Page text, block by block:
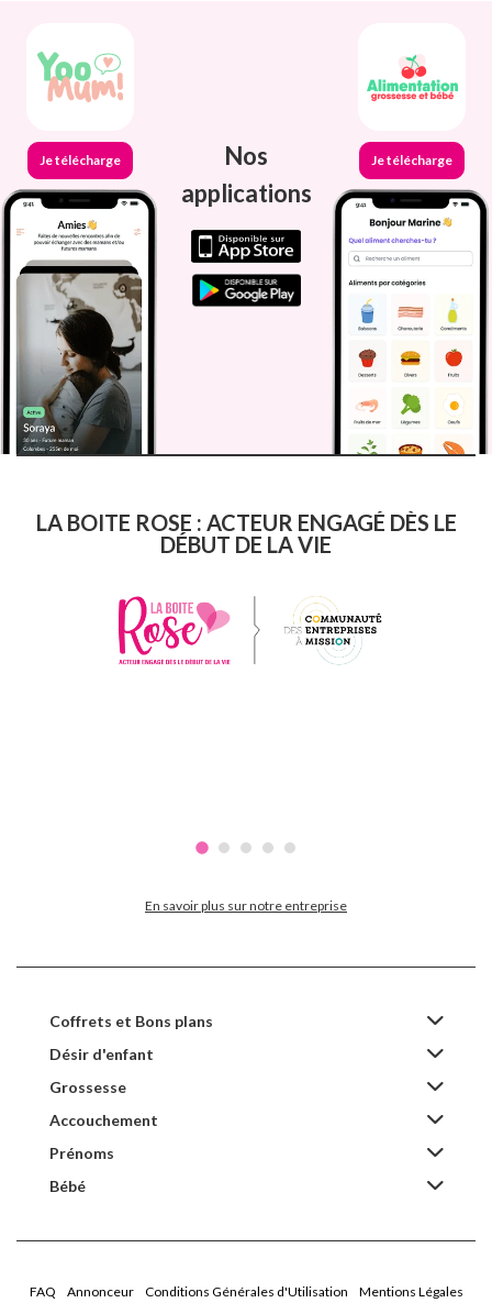
Je télécharge
Nos
applications
Je télécharge
LA BOITE ROSE : ACTEUR ENGAGÉ DÈS LE
DÉBUT DE LA VIE
En savoir plus sur notre entreprise
Coffrets et Bons plans
Désir d'enfant
Grossesse
Accouchement
Prénoms
Bébé
FAQ Annonceur Conditions Générales d'Utilisation Mentions Légales